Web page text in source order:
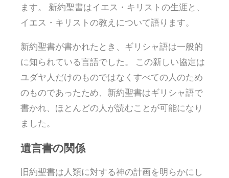
ます。 新約聖書はイエス・キリストの生涯と、
イエス・キリストの教えについて語ります。
新約聖書が書かれたとき、ギリシャ語は一般的
に知られている言語でした。 この新しい協定は
ユダヤ人だけのものではなくすべての人のため
のものであったため、新約聖書はギリシャ語で
書かれ、ほとんどの人が読むことが可能になり
ました。
遺言書の関係
旧約聖書は人類に対する神の計画を明らかにし